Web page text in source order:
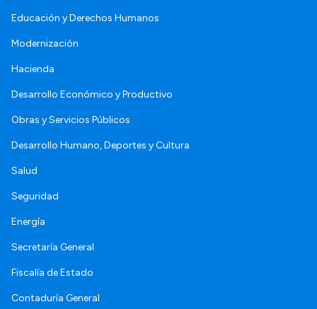
Educación y Derechos Humanos
Modernización
Hacienda
Desarrollo Económico y Productivo
Obras y Servicios Públicos
Desarrollo Humano, Deportes y Cultura
Salud
Seguridad
Energía
Secretaría General
Fiscalía de Estado
Contaduría General